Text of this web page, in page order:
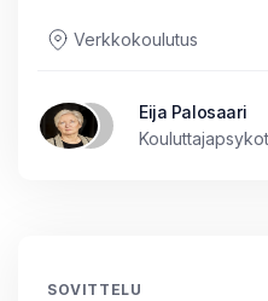
Verkkokoulutus
Eija Palosaari
SOVITTELU